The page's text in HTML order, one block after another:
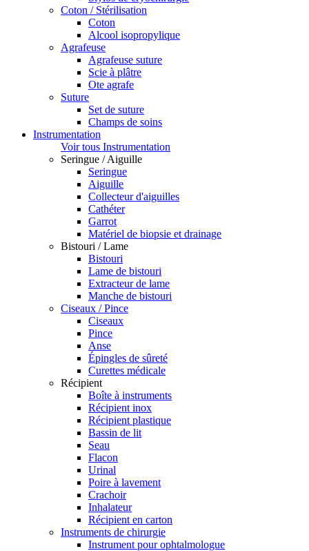
Coton / Stérilisation
Coton
Alcool isopropylique
Agrafeuse
Agrafeuse suture
Scie à plâtre
Ote agrafe
Suture
Set de suture
Champs de soins
Instrumentation
Voir tous Instrumentation
Seringue / Aiguille
Seringue
Aiguille
Collecteur d'aiguilles
Cathéter
Garrot
Matériel de biopsie et drainage
Bistouri / Lame
Bistouri
Lame de bistouri
Extracteur de lame
Manche de bistouri
Ciseaux / Pince
Ciseaux
Pince
Anse
Épingles de sûreté
Curettes médicale
Récipient
Boîte à instruments
Récipient inox
Récipient plastique
Bassin de lit
Seau
Flacon
Urinal
Poire à lavement
Crachoir
Inhalateur
Récipient en carton
Instruments de chirurgie
Instrument pour ophtalmologue